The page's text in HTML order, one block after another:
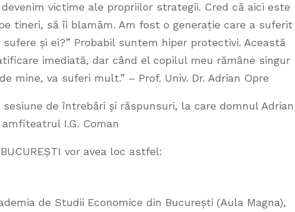
victime ale propriilor strategii. Cred că aici este
tineri, să îi blamăm. Am fost o generație care a suferit
și ei?” Probabil suntem hiper protectivi. Această
imediată, dar când el copilul meu rămâne singur
mine, va suferi mult.” – Prof. Univ. Dr. Adrian Opre
de întrebări și răspunsuri, la care domnul Adrian
I.G. Coman
vor avea loc astfel:
de Studii Economice din București (Aula Magna),